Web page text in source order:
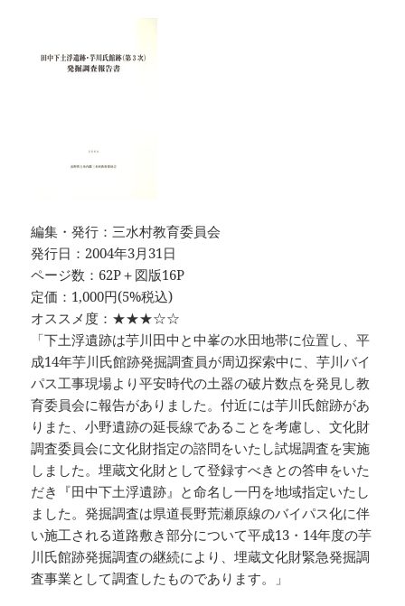
編集・発行：三水村教育委員会
発行日：2004年3月31日
ページ数：62P＋図版16P
定価：1,000円(5%税込)
オススメ度：★★★☆☆
「下土浮遺跡は芋川田中と中峯の水田地帯に位置し、平
成14年芋川氏館跡発掘調査員が周辺探索中に、芋川バイ
パス工事現場より平安時代の土器の破片数点を発見し教
育委員会に報告がありました。付近には芋川氏館跡があ
りまた、小野遺跡の延長線であることを考慮し、文化財
調査委員会に文化財指定の諮問をいたし試堀調査を実施
しました。埋蔵文化財として登録すべきとの答申をいた
だき『田中下土浮遺跡』と命名し一円を地域指定いたし
ました。発掘調査は県道長野荒瀬原線のバイパス化に伴
い施工される道路敷き部分について平成13・14年度の芋
川氏館跡発掘調査の継続により、埋蔵文化財緊急発掘調
査事業として調査したものであります。」